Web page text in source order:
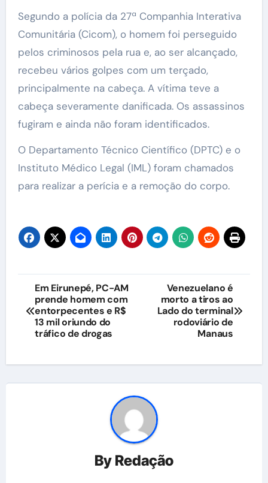
Segundo a polícia da 27ª Companhia Interativa
Comunitária (Cicom), o homem foi perseguido
pelos criminosos pela rua e, ao ser alcançado,
recebeu vários golpes com um terçado,
principalmente na cabeça. A vítima teve a
cabeça severamente danificada. Os assassinos
fugiram e ainda não foram identificados.
O Departamento Técnico Científico (DPTC) e o
Instituto Médico Legal (IML) foram chamados
para realizar a perícia e a remoção do corpo.
Navegação
de
Post
Em Eirunepé, PC-AM
prende homem com
entorpecentes e R$
13 mil oriundo do
tráfico de drogas
Venezuelano é
morto a tiros ao
Lado do terminal
rodoviário de
Manaus
By Redação